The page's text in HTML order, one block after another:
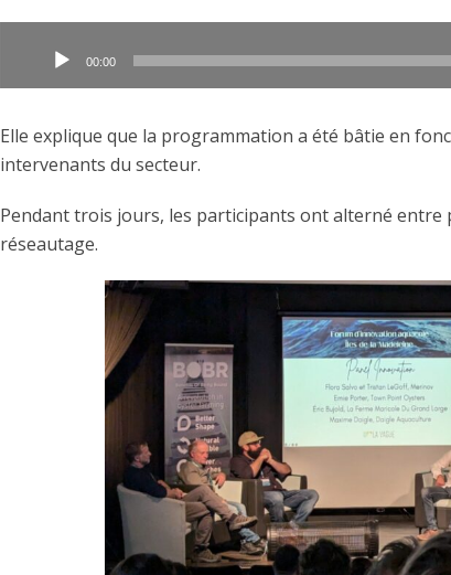
00:00
Elle explique que la programmation a été bâtie en
intervenants du secteur.
Pendant trois jours, les participants ont alterné entre
réseautage.